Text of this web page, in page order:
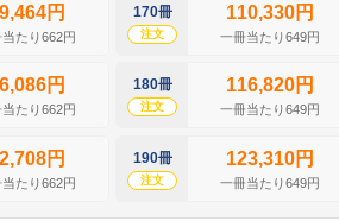
円
たり662円
円
たり662円
円
たり662円
170冊
注文
110,330円
一冊当たり649円
180冊
注文
116,820円
一冊当たり649円
190冊
注文
123,310円
一冊当たり649円